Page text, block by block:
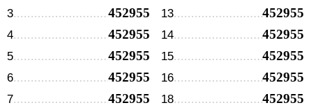
3 452955
4 452955
5 452955
6 452955
7 452955
13 452955
14 452955
15 452955
16 452955
18 452955